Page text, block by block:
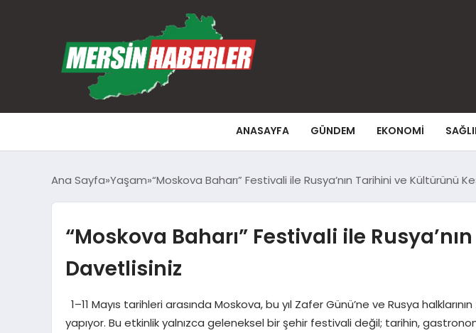
ANASAYFA GÜNDEM EKONOMI
Ana Sayfa Yaşam “Moskova Baharı” Festivali ile Rusya’nın Tarihini ve Kültürünü
“Moskova Baharı” Festivali ile
Davetlisiniz
1–11 Mayıs tarihleri arasında Moskova, bu yıl Zafer Günü’ne ve Rusya
yapıyor. Bu etkinlik yalnızca geleneksel bir şehir festivali değil; tarihin,